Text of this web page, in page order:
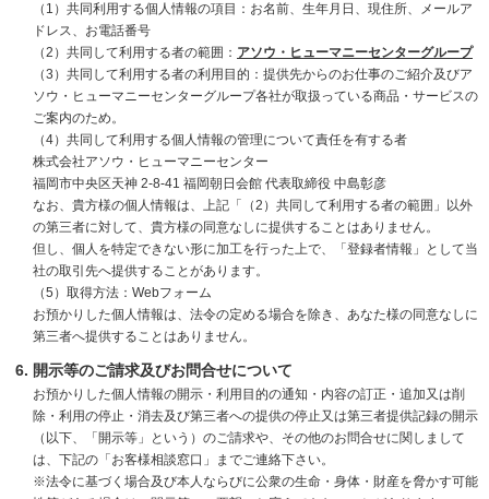
（1）共同利用する個人情報の項目：お名前、生年月日、現住所、メールア
ドレス、お電話番号
（2）共同して利用する者の範囲： アソウ・ヒューマニーセンターグループ
（3）共同して利用する者の利用目的：提供先からのお仕事のご紹介及びア
ソウ・ヒューマニーセンターグループ各社が取扱っている商品・サービスの
ご案内のため。
（4）共同して利用する個人情報の管理について責任を有する者
株式会社アソウ・ヒューマニーセンター
福岡市中央区天神 2-8-41 福岡朝日会館 代表取締役 中島彰彦
なお、貴方様の個人情報は、上記「（2）共同して利用する者の範囲」以外
の第三者に対して、貴方様の同意なしに提供することはありません。
但し、個人を特定できない形に加工を行った上で、「登録者情報」として当
社の取引先へ提供することがあります。
（5）取得方法：Webフォーム
お預かりした個人情報は、法令の定める場合を除き、あなた様の同意なしに
第三者へ提供することはありません。
開示等のご請求及びお問合せについて
お預かりした個人情報の開示・利用目的の通知・内容の訂正・追加又は削
除・利用の停止・消去及び第三者への提供の停止又は第三者提供記録の開示
（以下、「開示等」という）のご請求や、その他のお問合せに関しまして
は、下記の「お客様相談窓口」までご連絡下さい。
※法令に基づく場合及び本人ならびに公衆の生命・身体・財産を脅かす可能